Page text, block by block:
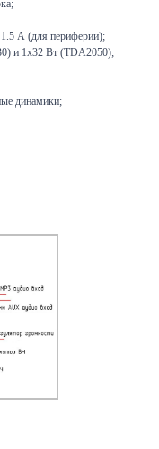
А (для периферии);
и 1х32 Вт (TDA2050);
динамики;